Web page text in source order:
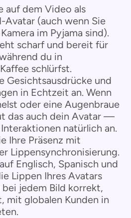
auf dem Video als
Avatar (auch wenn Sie
im Pyjama sind).
scharf und bereit für
du in
schlürfst.
Gesichtsausdrücke und
in Echtzeit an. Wenn
oder eine Augenbraue
das auch dein Avatar —
natürlich an.
Ihre Präsenz mit
Lippensynchronisierung.
Englisch, Spanisch und
Lippen Ihres Avatars
jedem Bild korrekt,
mit globalen Kunden in